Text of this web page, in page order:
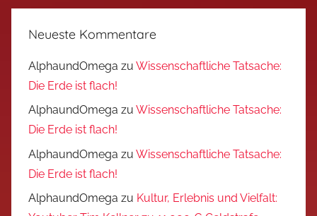
Neueste Kommentare
AlphaundOmega zu Wissenschaftliche Tatsache:
Die Erde ist flach!
AlphaundOmega zu Wissenschaftliche Tatsache:
Die Erde ist flach!
AlphaundOmega zu Wissenschaftliche Tatsache:
Die Erde ist flach!
AlphaundOmega zu Kultur, Erlebnis und Vielfalt: